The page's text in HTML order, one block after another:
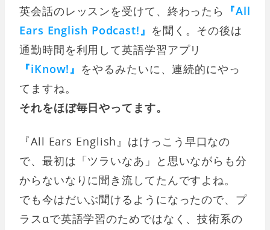
英会話のレッスンを受けて、終わったら
『All
Ears English Podcast!』 を聞く。その後は
通勤時間を利用して英語学習アプリ
『iKnow!』 をやるみたいに、連続的にやっ
てますね。
それをほぼ毎日やってます。
『All Ears English』はけっこう早口なの
で、最初は「ツラいなあ」と思いながらも分
からないなりに聞き流してたんですよね。
でも今はだいぶ聞けるようになったので、プ
ラスαで英語学習のためではなく、技術系の